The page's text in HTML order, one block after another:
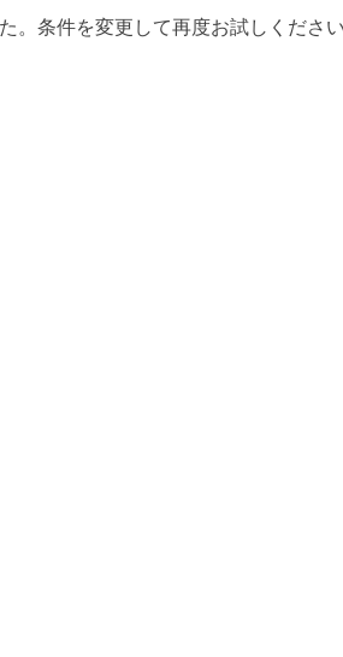
。条件を変更して再度お試しください